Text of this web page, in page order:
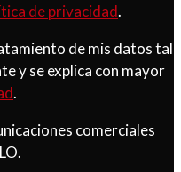
de privacidad.
de mis datos tal
y se explica con mayor
.
comerciales